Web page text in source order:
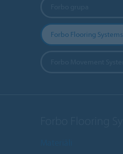
Forbo Flooring Systems